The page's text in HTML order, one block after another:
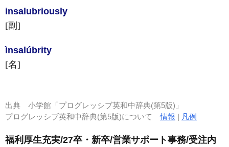
insalubrious ly
[副]
ìnsalúbrity
[名]
出典 小学館「プログレッシブ英和中辞典(第5版)」
プログレッシブ英和中辞典(第5版)について情報 | 凡例
福利厚生充実/27卒・新卒/営業サポート事務/受注内